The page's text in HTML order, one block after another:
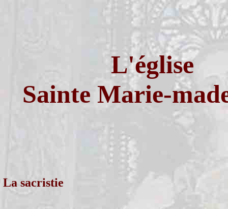
L'église
Sainte Marie-
La sacristie